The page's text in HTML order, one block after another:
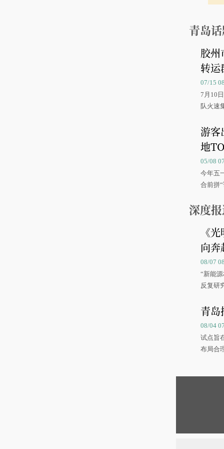
青岛
胶州
转运
07/15
7月10
队火速
游客
地
05/08
今年五
合前拼
深度
《
向
08/07
“新能
反复研
青岛
08/04
试点旨
布局合